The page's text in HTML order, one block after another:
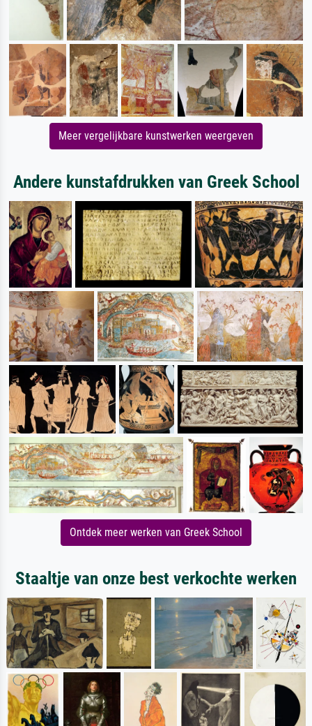
Meer vergelijkbare kunstwerken weergeven
Andere kunstafdrukken van Greek School
Ontdek meer werken van Greek School
Staaltje van onze best verkochte werken